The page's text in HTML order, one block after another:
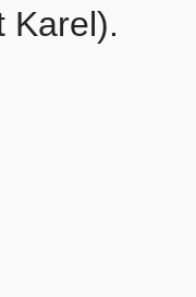
Karel).